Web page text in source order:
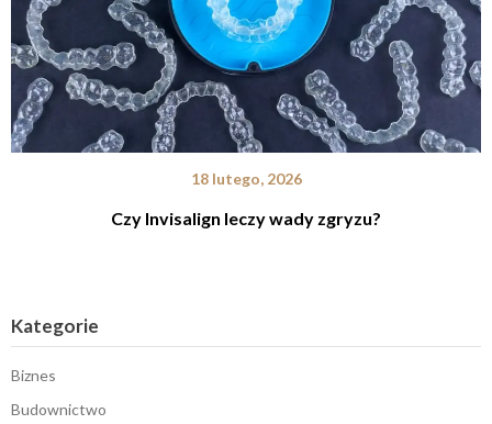
18 lutego, 2026
Czy Invisalign leczy wady zgryzu?
Kategorie
Biznes
Budownictwo